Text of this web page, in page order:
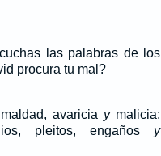
las palabras de los
procura tu mal?
avaricia ymalicia;
pleitos, engaños y